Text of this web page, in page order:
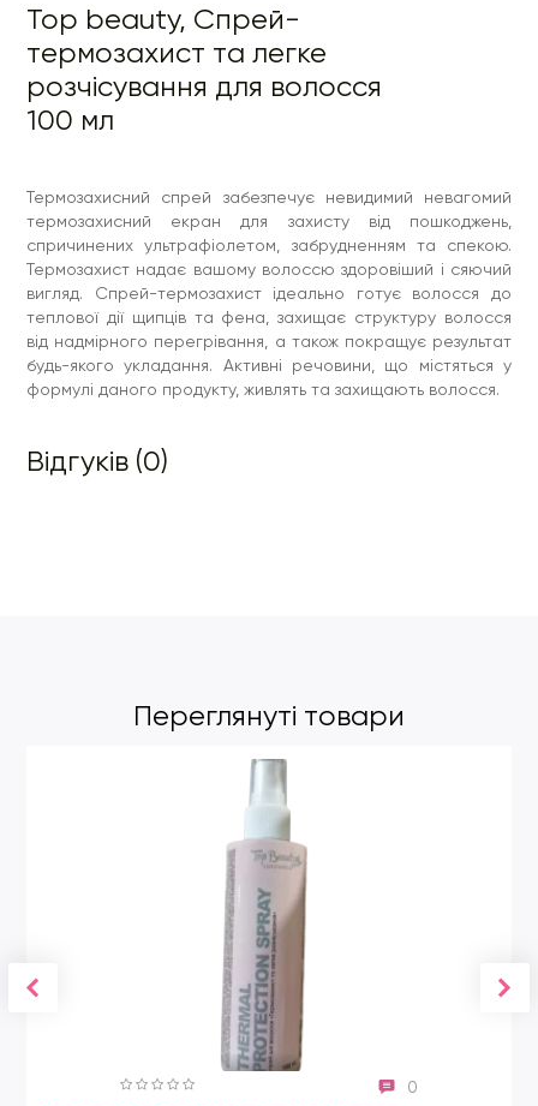
Top beauty, Спрей-
термозахист та легке
розчісування для волосся
100 мл
Термозахисний спрей забезпечує невидимий невагомий
термозахисний екран для захисту від пошкоджень,
спричинених ультрафіолетом, забрудненням та спекою.
Термозахист надає вашому волоссю здоровіший і сяючий
вигляд. Спрей-термозахист ідеально готує волосся до
теплової дії щипців та фена, захищає структуру волосся
від надмірного перегрівання, а також покращує результат
будь-якого укладання. Активні речовини, що містяться у
формулі даного продукту, живлять та захищають волосся.
Відгуків (0)
Переглянуті товари
0